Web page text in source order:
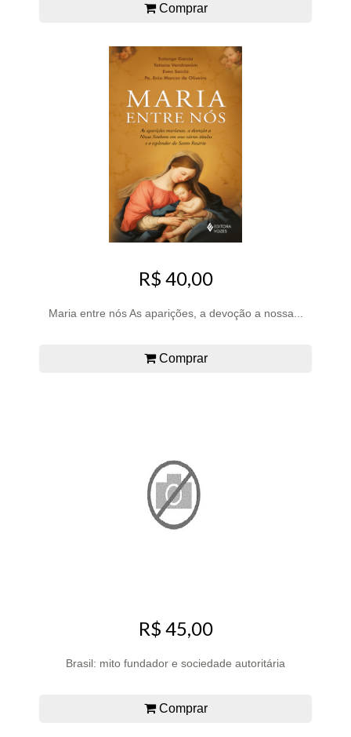
Comprar
R$ 40,00
Maria entre nós As aparições, a devoção a nossa...
Comprar
R$ 45,00
Brasil: mito fundador e sociedade autoritária
Comprar